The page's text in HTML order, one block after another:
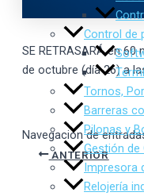
Control de
Tornos,
Barreras
Pilonas y
Gestión de
Impresora
Relojería
SE RETRASARÁ en
de octubre (día 26) a
Navegación de
ANTERIOR